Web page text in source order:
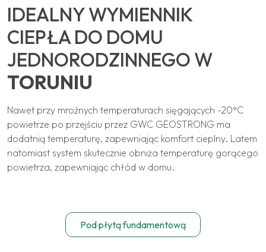
IDEALNY WYMIENNIK
CIEPŁA DO DOMU
JEDNORODZINNEGO W
TORUNIU
Nawet przy mroźnych temperaturach sięgających -20°C
powietrze po przejściu przez GWC GEOSTRONG ma
dodatnią temperaturę, zapewniając komfort cieplny. Latem
natomiast system skutecznie obniża temperaturę gorącego
powietrza, zapewniając chłód w domu.
Pod płytą fundamentową